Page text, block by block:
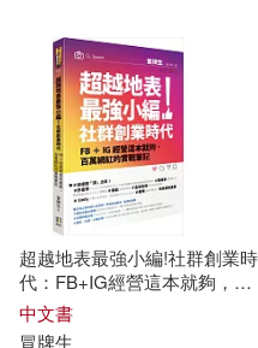
邱小平 李恬 雷群英 編
邱律蒼，劉容菁(1)
邱承宗(1)
邱東林，王安宇，何
超越地表最強小編!社群創業時
代：FB+IG經營這本就夠，百
萬網紅的實戰筆記
中文書
冒牌生